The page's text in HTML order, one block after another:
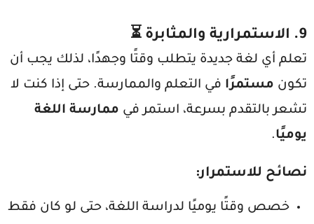
9. الاستمرارية والمثابرة ⏳
تعلم أي لغة جديدة يتطلب وقتًا وجهدًا، لذلك يجب أن
تكون مستمرًا في التعلم والممارسة. حتى إذا كنت لا
تشعر بالتقدم بسرعة، استمر في ممارسة اللغة
يوميًا.
نصائح للاستمرار:
خصص وقتًا يوميًا لدراسة اللغة، حتى لو كان فقط